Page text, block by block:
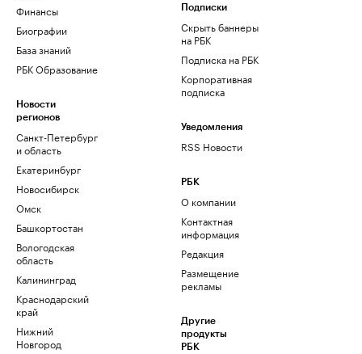
Финансы
Биографии
База знаний
РБК Образование
Новости
регионов
Санкт-Петербург
и область
Екатеринбург
Новосибирск
Омск
Башкортостан
Вологодская
область
Калининград
Краснодарский
край
Нижний
Новгород
Подписки
Скрыть баннеры
на РБК
Подписка на РБК
Корпоративная
подписка
Уведомления
RSS Новости
РБК
О компании
Контактная
информация
Редакция
Размещение
рекламы
Другие
продукты
РБК